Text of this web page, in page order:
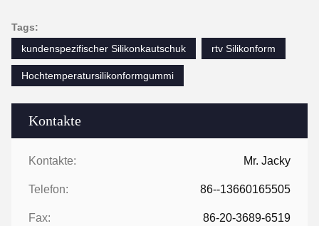
Kontakte
Kontakte: Mr. Jacky
Telefon: 86--13660165505
Fax: 86-20-3689-6519
Tags:
kundenspezifischer Silikonkautschuk
rtv Silikonform
Hochtemperatursilikonformgummi